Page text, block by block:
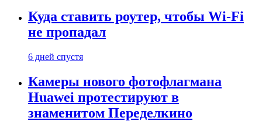
Куда ставить роутер, чтобы Wi-Fi
не пропадал
6 дней спустя
Камеры нового фотофлагмана
Huawei протестируют в
знаменитом Переделкино